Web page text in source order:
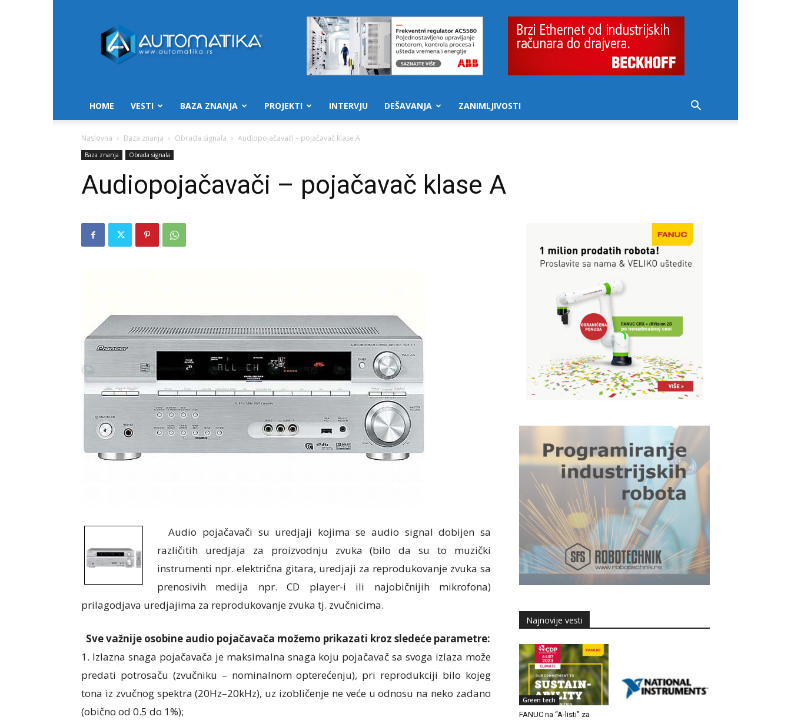
HOME VESTI BAZA ZNANJA PROJEKTI INTERVJU DEŠAVANJA ZANIMLJIVOSTI
Naslovna Baza znanja Obrada signala Audiopojačavači – pojačavač klase A
Baza znanja Obrada signala
Audiopojačavači – pojačavač klase A
Audio pojačavači su uredjaji kojima se audio signal dobijen sa
različitih uredjaja za proizvodnju zvuka (bilo da su to muzički
instrumenti npr. električna gitara, uredjaji za reprodukovanje zvuka sa
prenosivih medija npr. CD player-i ili najobičnijih mikrofona)
prilagodjava uredjajima za reprodukovanje zvuka tj. zvučnicima.
Sve važnije osobine audio pojačavača možemo prikazati kroz sledeće parametre:
1. Izlazna snaga pojačavača je maksimalna snaga koju pojačavač sa svoga izlaza može
predati potrosaču (zvučniku – nominalnom opterećenju), pri reprodukciji bilo kojeg
tona iz zvučnog spektra (20Hz–20kHz), uz izobličenje ne veće u odnosu na neko zadano
(obično od 0.5 do 1%);
Najnovije vesti
Green tech
FANUC na “A-listi” za